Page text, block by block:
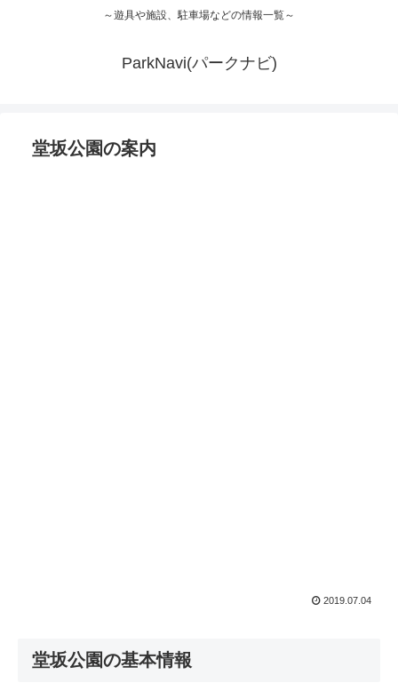
～遊具や施設、駐車場などの情報一覧～
ParkNavi(パークナビ)
堂坂公園の案内
2019.07.04
堂坂公園の基本情報